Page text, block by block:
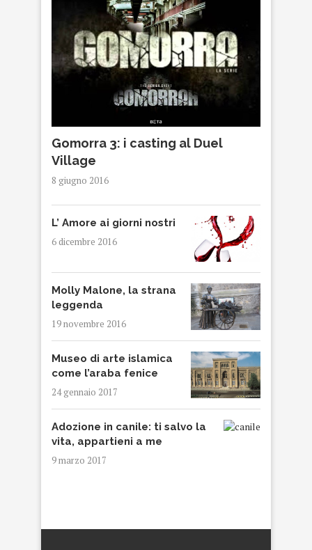
Gomorra 3: i casting al Duel
Village
8 giugno 2016
L’ Amore ai giorni nostri
6 dicembre 2016
Molly Malone, la strana
leggenda
19 novembre 2016
Museo di arte islamica
come l’araba fenice
24 gennaio 2017
Adozione in canile: ti salvo la
vita, appartieni a me
9 marzo 2017